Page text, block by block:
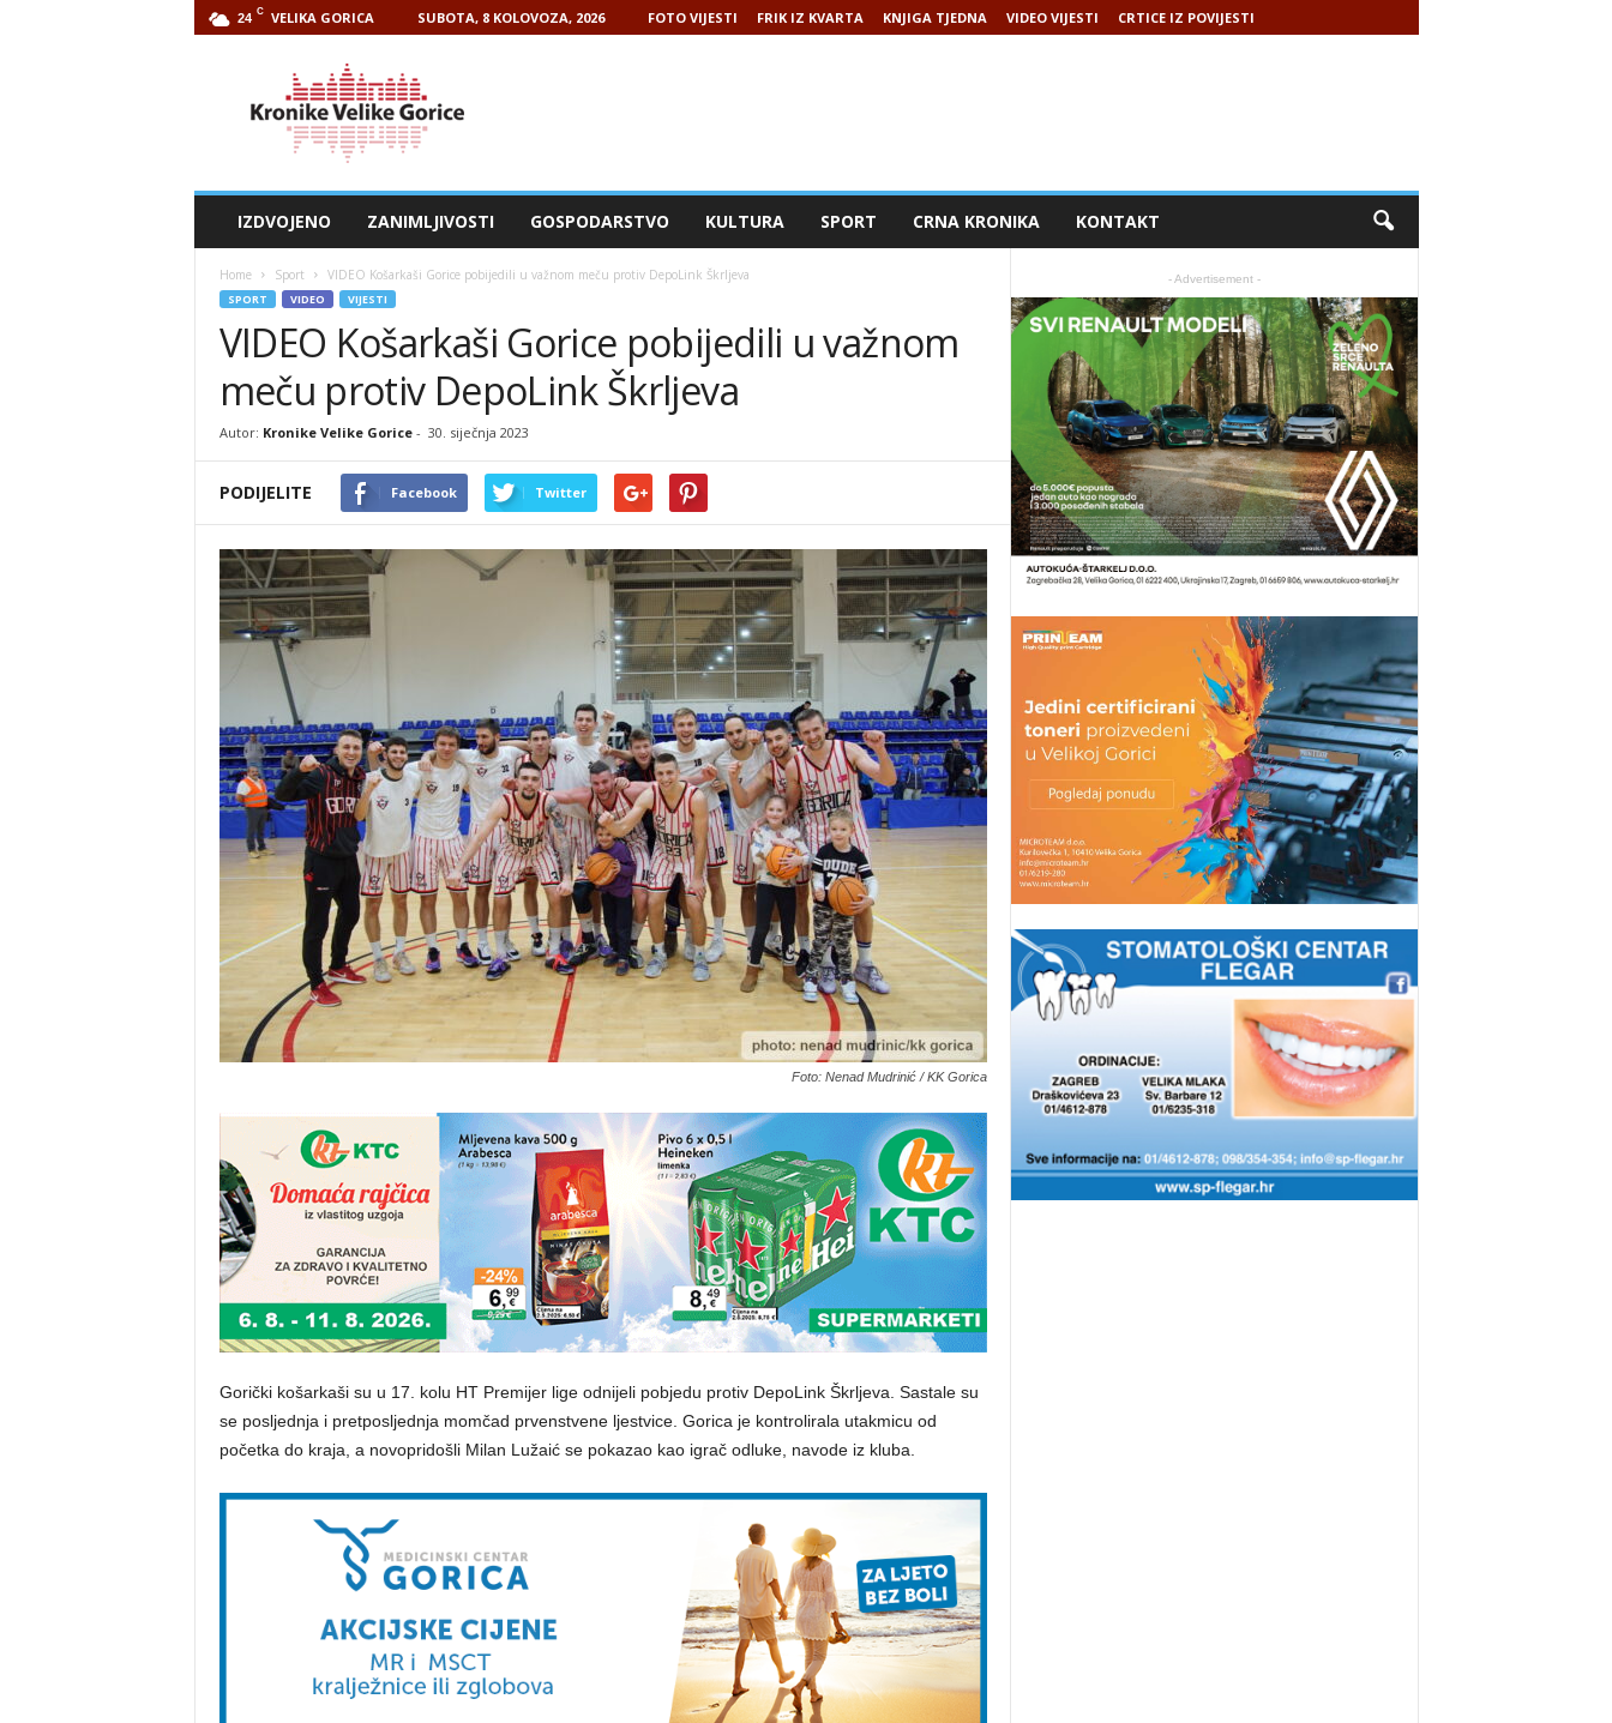
24 C VELIKA GORICA SUBOTA, 8 KOLOVOZA, 2026 FOTO VIJESTI FRIK IZ KVARTA KNJIGA TJEDNA VIDEO VIJESTI CRTICE IZ POVIJESTI
IZDVOJENO ZANIMLJIVOSTI GOSPODARSTVO KULTURA SPORT CRNA KRONIKA KONTAKT
Home Sport VIDEO Košarkaši Gorice pobijedili u važnom meču protiv DepoLink Škrljeva
SPORT VIDEO VIJESTI
VIDEO Košarkaši Gorice pobijedili u važnom
meču protiv DepoLink Škrljeva
Autor: Kronike Velike Gorice- 30. siječnja 2023
PODIJELITE Facebook Twitter
Foto: Nenad Mudrinić / KK Gorica
Gorički košarkaši su u 17. kolu HT Premijer lige odnijeli pobjedu protiv DepoLink Škrljeva. Sastale su
se posljednja i pretposljednja momčad prvenstvene ljestvice. Gorica je kontrolirala utakmicu od
početka do kraja, a novopridošli Milan Lužaić se pokazao kao igrač odluke, navode iz kluba.
- Advertisement -